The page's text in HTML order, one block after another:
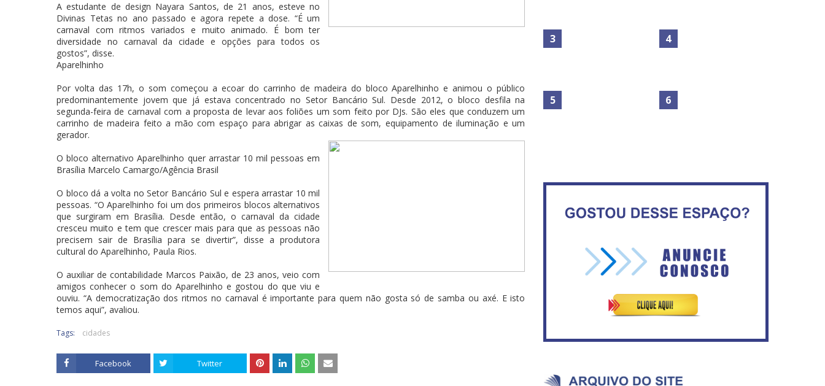
A estudante de design Nayara Santos, de 21 anos, esteve no
Divinas Tetas no ano passado e agora repete a dose. “É um
carnaval com ritmos variados e muito animado. É bom ter
diversidade no carnaval da cidade e opções para todos os
gostos”, disse.
Aparelhinho
Por volta das 17h, o som começou a ecoar do carrinho de madeira do bloco Aparelhinho e animou o público
predominantemente jovem que já estava concentrado no Setor Bancário Sul. Desde 2012, o bloco desfila na
segunda-feira de carnaval com a proposta de levar aos foliões um som feito por DJs. São eles que conduzem um
carrinho de madeira feito a mão com espaço para abrigar as caixas de som, equipamento de iluminação e um
gerador.
O bloco alternativo Aparelhinho quer arrastar 10 mil pessoas em
Brasília Marcelo Camargo/Agência Brasil
O bloco dá a volta no Setor Bancário Sul e espera arrastar 10 mil
pessoas. “O Aparelhinho foi um dos primeiros blocos alternativos
que surgiram em Brasília. Desde então, o carnaval da cidade
cresceu muito e tem que crescer mais para que as pessoas não
precisem sair de Brasília para se divertir”, disse a produtora
cultural do Aparelhinho, Paula Rios.
O auxiliar de contabilidade Marcos Paixão, de 23 anos, veio com
amigos conhecer o som do Aparelhinho e gostou do que viu e
ouviu. “A democratização dos ritmos no carnaval é importante para quem não gosta só de samba ou axé. E isto
temos aqui”, avaliou.
Tags: cidades
Facebook Twitter
buscar ajuda do governo
será sustentada por 52 jatos
ventiladores